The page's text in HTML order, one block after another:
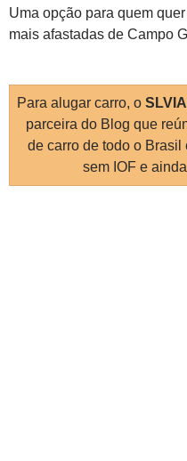
Uma opção para quem
mais afastadas de Campo
Para alugar carro, o
parceira do Blog que
de carro de todo o Brasil
sem IOF e